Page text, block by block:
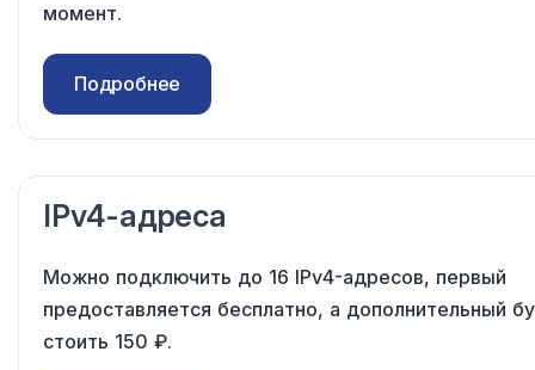
момент.
Подробнее
IPv4-адреса
Можно подключить до 16 IPv4-адресов, первый
предоставляется бесплатно, а дополнительный
стоить 150 ₽.